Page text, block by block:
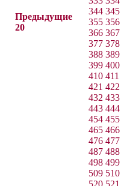
Предыдущие
20
344 345
355 356
366 367
377 378
388 389
399 400
410 411
421 422
432 433
443 444
454 455
465 466
476 477
487 488
498 499
509 510